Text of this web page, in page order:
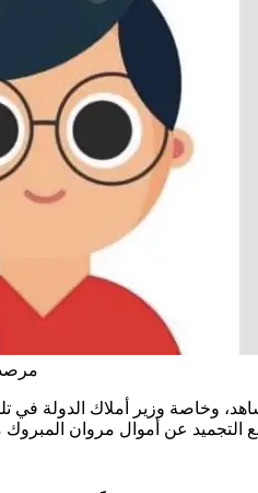
حول شبه فساد صلب حكومة يوسف الشاهد، وخاصة